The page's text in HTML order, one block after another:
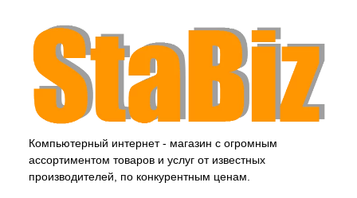
Компьютерный интернет - магазин с огромным
ассортиментом товаров и услуг от известных
производителей, по конкурентным ценам.